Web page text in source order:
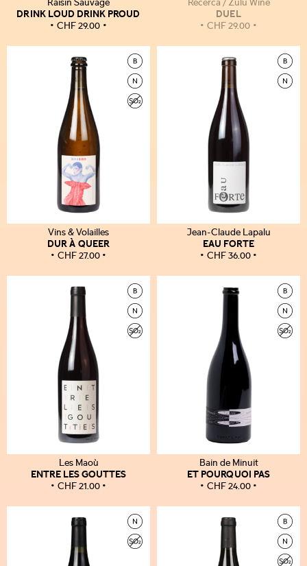
Raisin Sauvage
DRINK LOUD DRINK PROUD
CHF29.00
Recerca / Zulu Wine
DUEL
CHF29.00
Vins & Volailles
DUR À QUEER
CHF27.00
Jean-Claude Lapalu
EAU FORTE
CHF36.00
Les Maoù
ENTRE LES GOUTTES
CHF21.00
Bain de Minuit
ET POURQUOI PAS
CHF24.00